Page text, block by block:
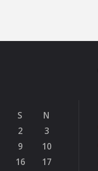
S
N
2
3
9
10
16 17